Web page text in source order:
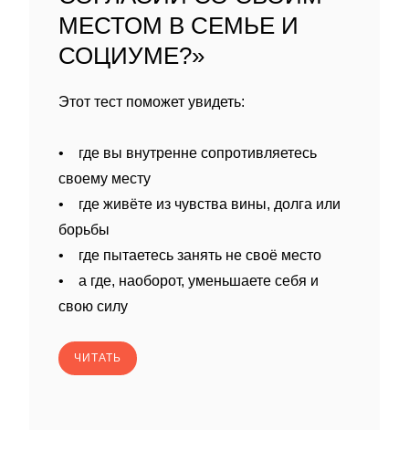
МЕСТОМ В СЕМЬЕ И
СОЦИУМЕ?»
Этот тест поможет увидеть:
• где вы внутренне сопротивляетесь
своему месту
• где живёте из чувства вины, долга или
борьбы
• где пытаетесь занять не своё место
• а где, наоборот, уменьшаете себя и
свою силу
ЧИТАТЬ